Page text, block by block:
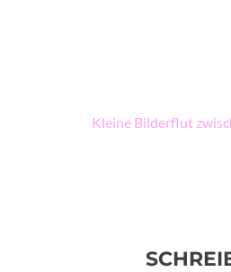
Kleine Bilderflut